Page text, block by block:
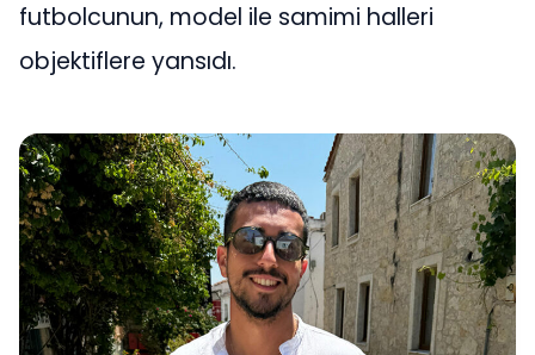
futbolcunun, model ile samimi halleri
objektiflere yansıdı.